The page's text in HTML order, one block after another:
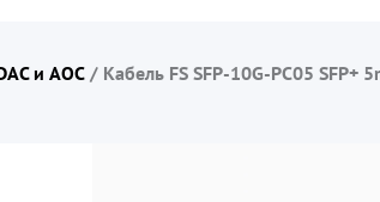
и AOC / Кабель FS SFP-10G-PC05 SFP+